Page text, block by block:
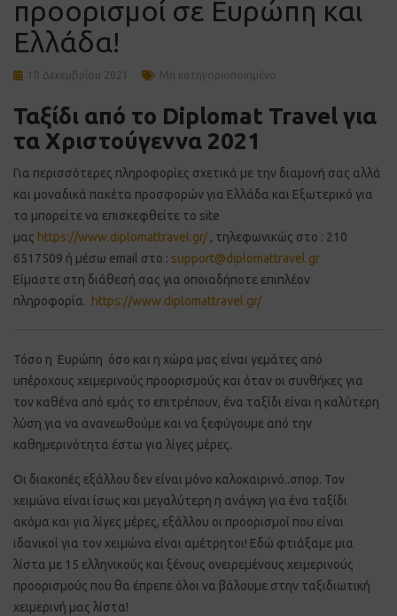
προορισμοί σε Ευρώπη και
Ελλάδα!
10 Δεκεμβρίου 2021 Μη κατηγοριοποιημένο
Ταξίδι από το Diplomat Travel για
τα Χριστούγεννα 2021
Για περισσότερες πληροφορίες σχετικά με την διαμονή σας αλλά
και μοναδικά πακέτα προσφορών για Ελλάδα και Εξωτερικό για
τα μπορείτε να επισκεφθείτε το site
μας https://www.diplomattravel.gr/, τηλεφωνικώς στο : 210
6517509 ή μέσω email στο : support@diplomattravel.gr
Είμαστε στη διάθεσή σας για οποιαδήποτε επιπλέον
πληροφορία. https://www.diplomattravel.gr/
Τόσο η Ευρώπη όσο και η χώρα μας είναι γεμάτες από
υπέροχους χειμερινούς προορισμούς και όταν οι συνθήκες για
τον καθένα από εμάς το επιτρέπουν, ένα ταξίδι είναι η καλύτερη
λύση για να ανανεωθούμε και να ξεφύγουμε από την
καθημερινότητα έστω για λίγες μέρες.
Οι διακοπές εξάλλου δεν είναι μόνο καλοκαιρινό..σπορ. Τον
χειμώνα είναι ίσως και μεγαλύτερη η ανάγκη για ένα ταξίδι
ακόμα και για λίγες μέρες, εξάλλου οι προορισμοί που είναι
ιδανικοί για τον χειμώνα είναι αμέτρητοι! Εδώ φτιάξαμε μια
λίστα με 15 ελληνικούς και ξένους ονειρεμένους χειμερινούς
προορισμούς που θα έπρεπε όλοι να βάλουμε στην ταξιδιωτική
χειμερινή μας λίστα!